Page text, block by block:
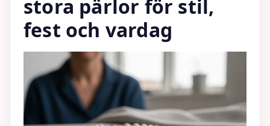
stora pärlor för stil,
fest och vardag